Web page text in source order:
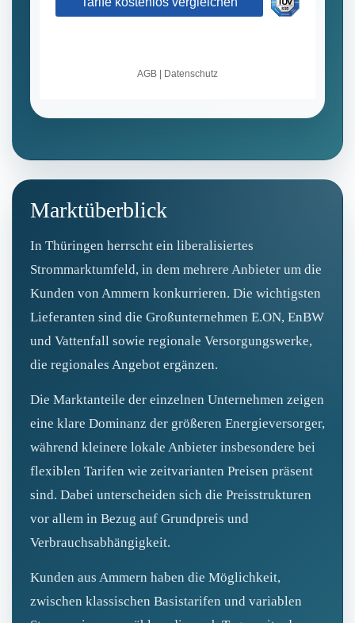
Marktüberblick
In Thüringen herrscht ein liberalisiertes
Strommarktumfeld, in dem mehrere Anbieter um die
Kunden von Ammern konkurrieren. Die wichtigsten
Lieferanten sind die Großunternehmen E.ON, EnBW
und Vattenfall sowie regionale Versorgungswerke,
die regionales Angebot ergänzen.
Die Marktanteile der einzelnen Unternehmen zeigen
eine klare Dominanz der größeren Energieversorger,
während kleinere lokale Anbieter insbesondere bei
flexiblen Tarifen wie zeitvarianten Preisen präsent
sind. Dabei unterscheiden sich die Preisstrukturen
vor allem in Bezug auf Grundpreis und
Verbrauchsabhängigkeit.
Kunden aus Ammern haben die Möglichkeit,
zwischen klassischen Basistarifen und variablen